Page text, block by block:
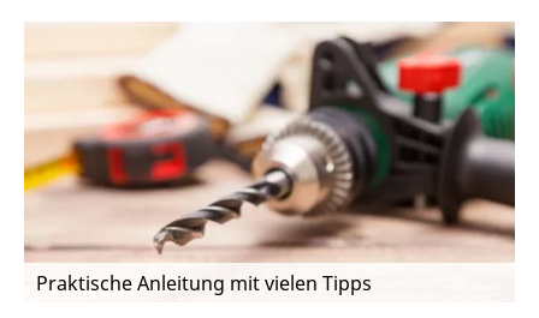
Praktische Anleitung mit vielen Tipps